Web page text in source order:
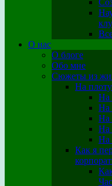
О нас
О блоге
Обо мне
Сюжеты из
На
На
На
На
На
На
Как я